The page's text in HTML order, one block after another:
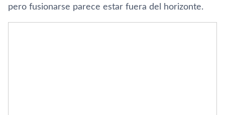
pero fusionarse parece estar fuera del horizonte.